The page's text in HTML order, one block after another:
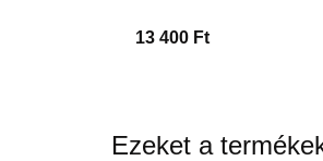
13 400 Ft
Ezeket a